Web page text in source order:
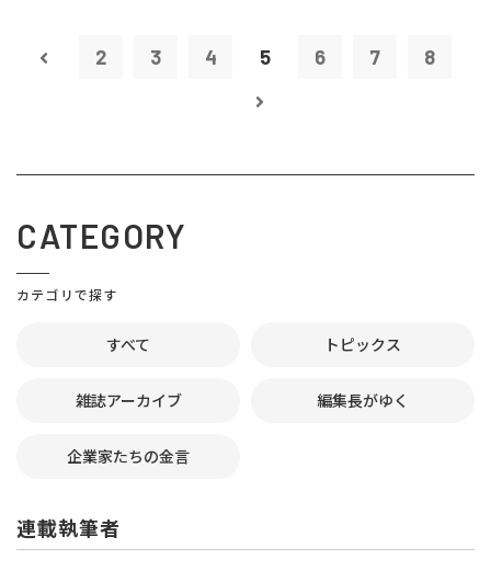
2 3 4 5 6 7 8
CATEGORY
カテゴリで探す
すべて トピックス
雑誌アーカイブ 編集長がゆく
企業家たちの金言
連載執筆者